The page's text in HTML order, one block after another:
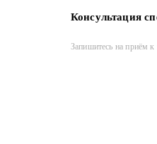
Консультация
Запишитесь на приём